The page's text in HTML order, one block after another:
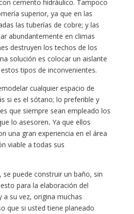
cemento hidráulico. Tampoco
superior, ya que en las
las tuberías de cobre; y las
abundantemente en climas
destruyen los techos de los
solución es colocar un aislante
tipos de inconvenientes.
cualquier espacio de
si es el sótano; lo preferible y
que siempre sean empleado los
lo asesoren. Ya que ellos
una gran experiencia en el área
viable a todas sus
se puede construir un baño, sin
para la elaboración del
a su vez, origina muchas
que si usted tiene planeado